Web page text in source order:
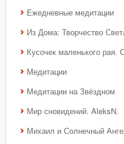
Ежедневные медитации
Из Дома: Творчество
Кусочек маленького рая.
Медитации
Медитации на Звёздном
Мир сновидений. AleksN.
Михаил и Солнечный